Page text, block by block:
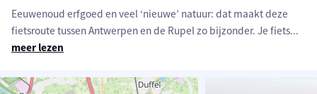
Eeuwenoud erfgoed en veel ‘nieuwe’ natuur: dat maakt deze
fietsroute tussen Antwerpen en de Rupel zo bijzonder. Je fiets...
meer lezen